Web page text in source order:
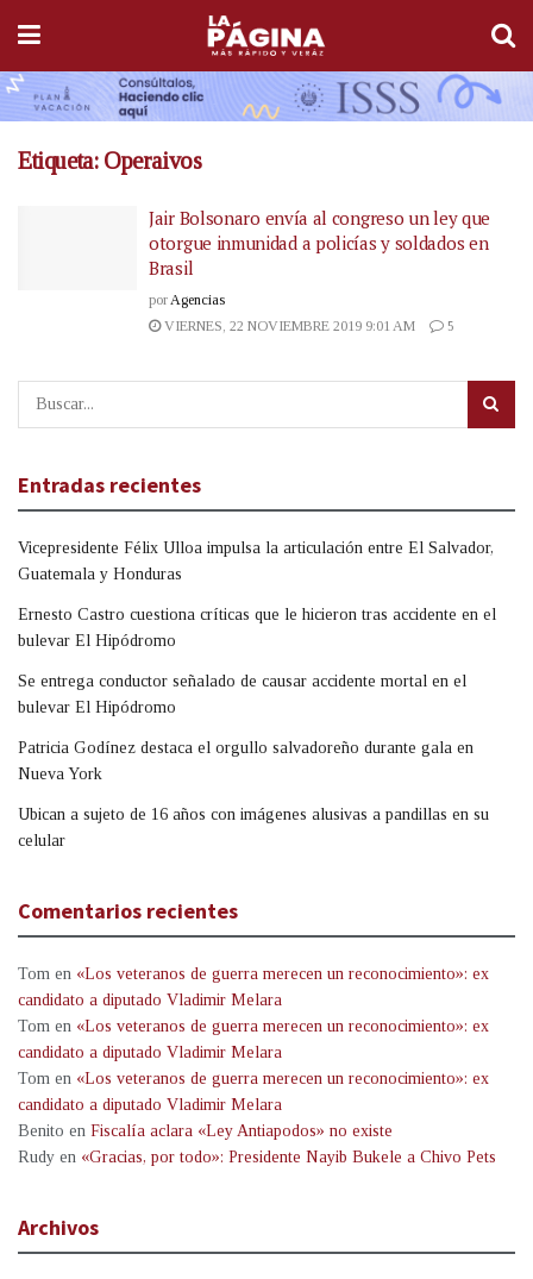
Etiqueta: Operaivos
Jair Bolsonaro envía al congreso un ley que
otorgue inmunidad a policías y soldados en
Brasil
por Agencias
VIERNES, 22 NOVIEMBRE 2019 9:01 AM
5
Entradas recientes
Vicepresidente Félix Ulloa impulsa la articulación entre El Salvador,
Guatemala y Honduras
Ernesto Castro cuestiona críticas que le hicieron tras accidente en el
bulevar El Hipódromo
Se entrega conductor señalado de causar accidente mortal en el
bulevar El Hipódromo
Patricia Godínez destaca el orgullo salvadoreño durante gala en
Nueva York
Ubican a sujeto de 16 años con imágenes alusivas a pandillas en su
celular
Comentarios recientes
Tom en «Los veteranos de guerra merecen un reconocimiento»: ex
candidato a diputado Vladimir Melara
Tom en «Los veteranos de guerra merecen un reconocimiento»: ex
candidato a diputado Vladimir Melara
Tom en «Los veteranos de guerra merecen un reconocimiento»: ex
candidato a diputado Vladimir Melara
Benito en Fiscalía aclara «Ley Antiapodos» no existe
Rudy en «Gracias, por todo»: Presidente Nayib Bukele a Chivo Pets
Archivos